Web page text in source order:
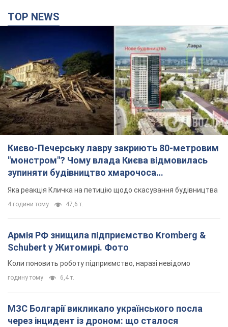
TOP NEWS
Києво-Печерську лавру закриють 80-метровим
"монстром"? Чому влада Києва відмовилась
зупиняти будівництво хмарочоса
"московського вірянина"
Яка реакція Кличка на петицію щодо скасування будівництва
4 години тому 47,6 т.
Армія РФ знищила підприємство Kromberg &
Schubert у Житомирі. Фото
Коли поновить роботу підприємство, наразі невідомо
годину тому 6,4 т.
МЗС Болгарії викликало українського посла
через інцидент із дроном: що сталося